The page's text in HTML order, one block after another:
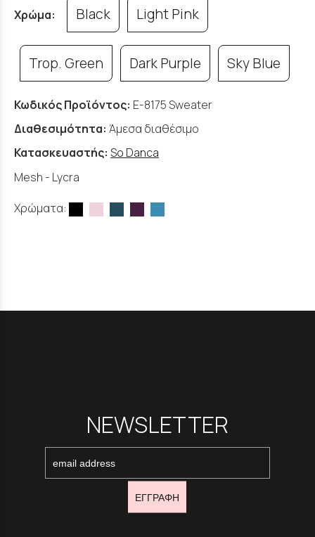
Χρώμα: Black Light Pink
Trop. Green Dark Purple Sky Blue
Κωδικός Προϊόντος: E-8175 Sweater
Διαθεσιμότητα: Άμεσα διαθέσιμο
Κατασκευαστής: So Danca
Mesh - Lycra
Χρώματα:
NEWSLETTER
ΕΓΓΡΑΦΗ